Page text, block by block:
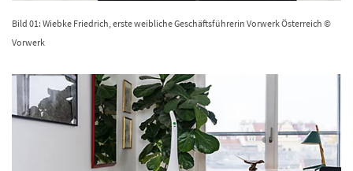
Bild 01: Wiebke Friedrich, erste weibliche Geschäftsführerin Vorwerk Österreich ©
Vorwerk